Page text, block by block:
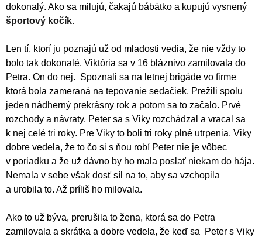
dokonalý. Ako sa milujú, čakajú bábätko a kupujú vysnený
športový kočík.
Len tí, ktorí ju poznajú už od mladosti vedia, že nie vždy to
bolo tak dokonalé. Viktória sa v 16 bláznivo zamilovala do
Petra. On do nej. Spoznali sa na letnej brigáde vo firme
ktorá bola zameraná na tepovanie sedačiek. Prežili spolu
jeden nádherný prekrásny rok a potom sa to začalo. Prvé
rozchody a návraty. Peter sa s Viky rozchádzal a vracal sa
k nej celé tri roky. Pre Viky to boli tri roky plné utrpenia. Viky
dobre vedela, že to čo si s ňou robí Peter nie je vôbec
v poriadku a že už dávno by ho mala poslať niekam do hája.
Nemala v sebe však dosť síl na to, aby sa vzchopila
a urobila to. Až príliš ho milovala.
Ako to už býva, prerušila to žena, ktorá sa do Petra
zamilovala a skrátka a dobre vedela, že keď sa Peter s Viky